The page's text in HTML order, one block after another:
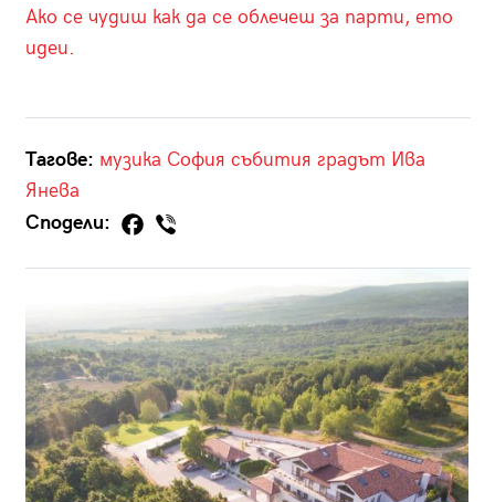
Ако се чудиш как да се облечеш за парти, ето
идеи.
Тагове: музика София събития градът Ива
Янева
Сподели: